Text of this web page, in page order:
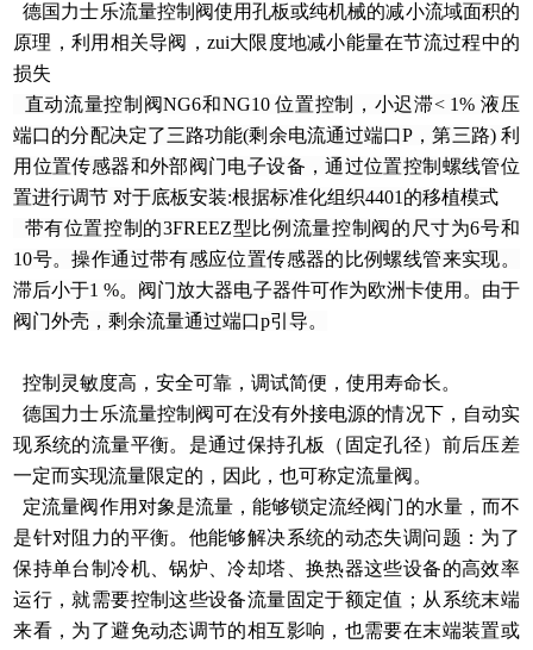
德国力士乐流量控制阀使用孔板或纯机械的减小流域面积的
原理，利用相关导阀，zui大限度地减小能量在节流过程中的
损失
直动流量控制阀NG6和NG10 位置控制，小迟滞< 1% 液压
端口的分配决定了三路功能(剩余电流通过端口P，第三路) 利
用位置传感器和外部阀门电子设备，通过位置控制螺线管位
置进行调节 对于底板安装:根据标准化组织4401的移植模式
带有位置控制的3FREEZ型比例流量控制阀的尺寸为6号和
10号。操作通过带有感应位置传感器的比例螺线管来实现。
滞后小于1 %。阀门放大器电子器件可作为欧洲卡使用。由于
阀门外壳，剩余流量通过端口p引导。
控制灵敏度高，安全可靠，调试简便，使用寿命长。
德国力士乐流量控制阀可在没有外接电源的情况下，自动实
现系统的流量平衡。是通过保持孔板（固定孔径）前后压差
一定而实现流量限定的，因此，也可称定流量阀。
定流量阀作用对象是流量，能够锁定流经阀门的水量，而不
是针对阻力的平衡。他能够解决系统的动态失调问题：为了
保持单台制冷机、锅炉、冷却塔、换热器这些设备的高效率
运行，就需要控制这些设备流量固定于额定值；从系统末端
来看，为了避免动态调节的相互影响，也需要在末端装置或